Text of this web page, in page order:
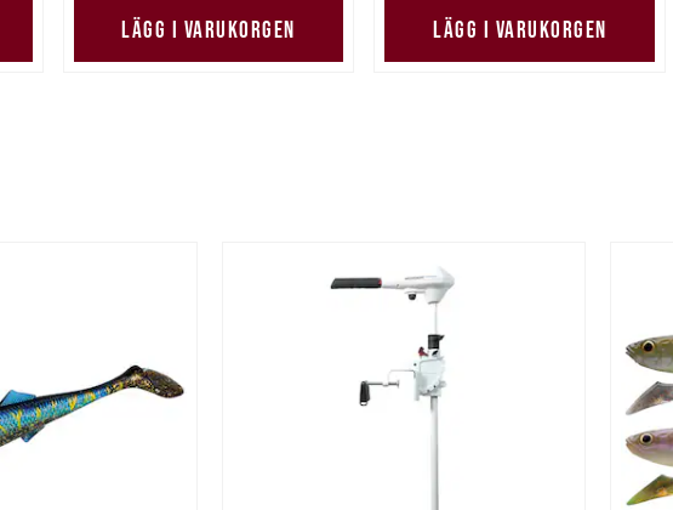
LÄGG I VARUKORGEN LÄGG I VARUKORGEN